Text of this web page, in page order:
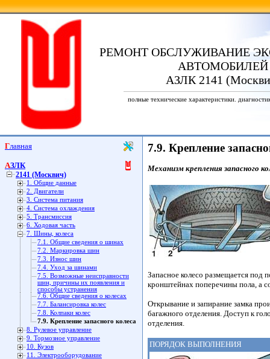
РЕМОНТ ОБСЛУЖИВАНИЕ
АВТОМОБИЛЕЙ
АЗЛК 2141
полные технические характеристики.
Главная
АЗЛК
2141 (Москвич)
1. Общие данные
2. Двигатели
3. Система питания
4. Система охлаждения
5. Трансмиссия
6. Ходовая часть
7. Шины, колеса
7.1. Общие сведения о шинах
7.2. Маркировка шин
7.3. Износ шин
7.4. Уход за шинами
7.5. Возможные неисправности
шин, причины их появления и
способы устранения
7.6. Общие сведения о колесах
7.7. Балансировка колес
7.8. Колпаки колес
7.9. Крепление запасного колеса
8. Рулевое управление
9. Тормозное управление
10. Кузов
11. Электрооборудование
7.9. Крепление
Механизм крепления запасного
Запасное колесо размещается под
кронштейнах поперечины пола, а
Открывание и запирание замка
багажного отделения. Доступ к
отделения.
ПОРЯДОК ВЫПОЛНЕНИЯ